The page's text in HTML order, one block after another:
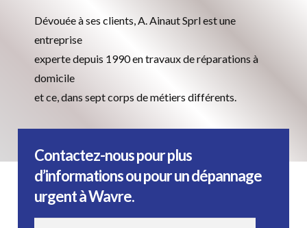
Dévouée à ses clients, A. Ainaut Sprl est une
entreprise
experte depuis 1990 en travaux de réparations à
domicile
et ce, dans sept corps de métiers différents.
Contactez-nous pour plus
d’informations ou pour un dépannage
urgent à Wavre.